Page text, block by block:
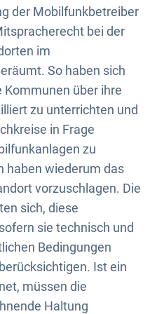
der Mobilfunkbetreiber
bei der
im
So haben sich
über ihre
zu unterrichten und
in Frage
zu
haben wiederum das
vorzuschlagen. Die
sich, diese
sie technisch und
Bedingungen
Ist ein
müssen die
Haltung